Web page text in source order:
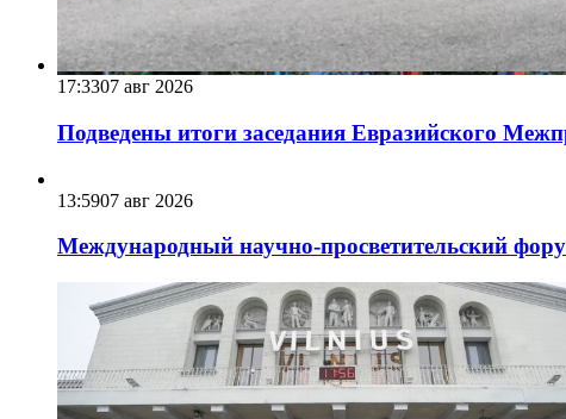
17:3307 авг 2026
Подведены итоги заседания Евразийского
13:5907 авг 2026
Международный научно-просветительский